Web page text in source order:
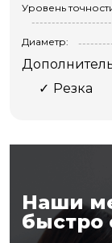
Уровень
Диаметр:
Резка
Наши
быстро